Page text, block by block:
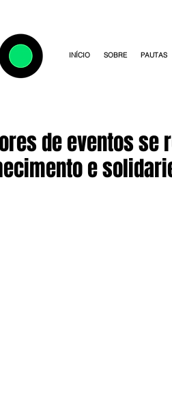
INÍCIO SOBRE PAUTAS
de eventos se
e